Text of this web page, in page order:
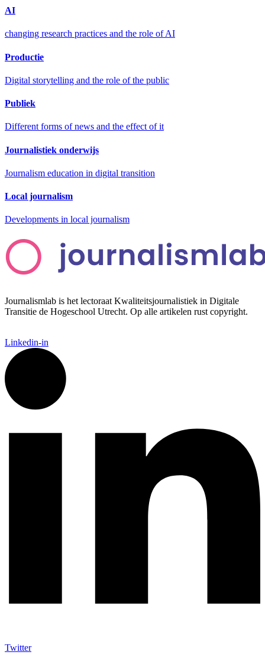
AI
changing research practices and the role of AI
Productie
Digital storytelling and the role of the public
Publiek
Different forms of news and the effect of it
Journalistiek onderwijs
Journalism education in digital transition
Local journalism
Developments in local journalism
Journalismlab is het lectoraat Kwaliteitsjournalistiek in Digitale
Transitie de Hogeschool Utrecht. Op alle artikelen rust copyright.
Linkedin-in
Twitter